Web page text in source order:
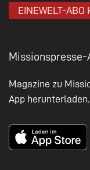
EINEWELT-ABO
Missionspresse-
Magazine zu
App herunterladen.